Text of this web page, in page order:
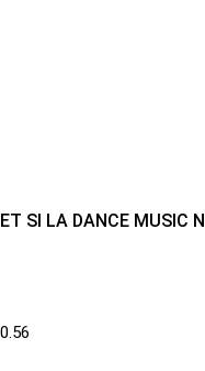
ET SI LA DANCE MUSIC